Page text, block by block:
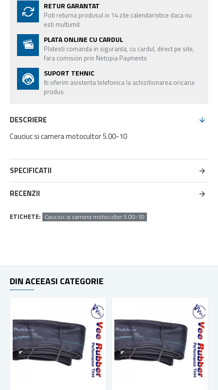
RETUR GARANTAT
Poti returna produsul in 14 zile calendaristice daca nu
esti multumit
PLATA ONLINE CU CARDUL
Platesti comanda in siguranta, cu cardul, direct pe site,
fara comision prin Netopia Payments
SUPORT TEHNIC
Iti oferim asistenta telefonica la achizitionarea oricarui
produs
DESCRIERE
Cauciuc si camera motocultor 5.00-10
SPECIFICATII
RECENZII
ETICHETE: Cauciuc si camera motocultor 5.00-10
DIN ACEEASI CATEGORIE